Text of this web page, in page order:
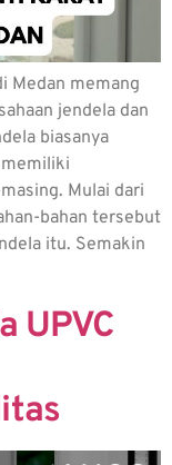
Medan memang
jendela dan
biasanya
Mulai dari
bahan tersebut
itu. Semakin
UPVC